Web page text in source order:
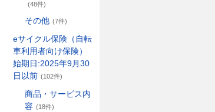
(48件)
その他 (7件)
eサイクル保険（自転
車利用者向け保険）
始期日:2025年9月30
日以前 (102件)
商品・サービス内
容 (18件)